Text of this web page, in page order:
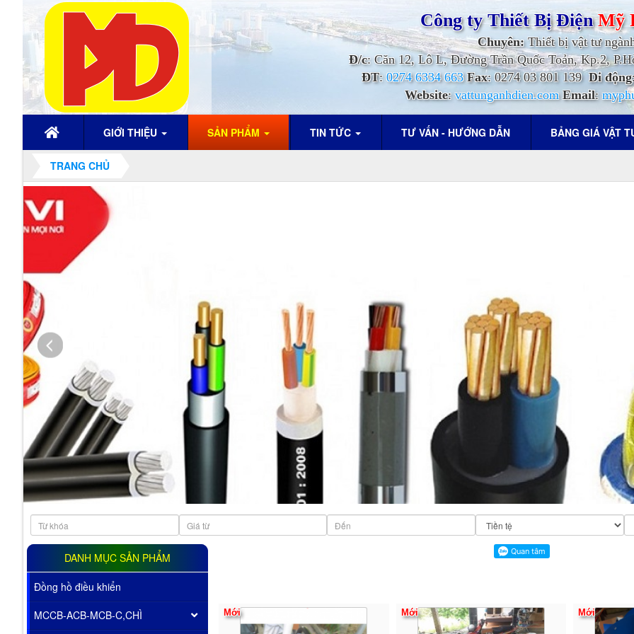
Công ty Thiết Bị ĐiệnMỹ
Chuyên:Thiết bị vật tư
Đ/c: Căn 12, Lô L, Đường Trần Quốc Toản, Kp.2,
ĐT:0274 6334 663 Fax: 0274 03 801 139 Di động
Website:vattunganhdien.com Email:
GIỚI THIỆU SẢN PHẨM TIN TỨC TƯ VẤN - HƯỚNG DẪN BẢNG GIÁ VẬT
TRANG CHỦ
THIẾT BỊ VẬT TƯ CÔNG NGHIỆP MỸ PHƯỚC ĐỨC
Thiết Bị Vật Tư Công Nghiệp Mỹ Phước Đức
Mới Mới Mới
DANH MỤC SẢN PHẨM
Đồng hồ điều khiển
MCCB-ACB-MCB-C,CHÌ